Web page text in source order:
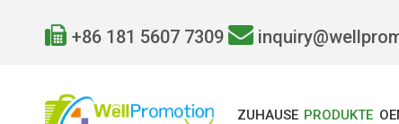
 +86 181 5607 7309 
ZUHAUSE PRODUKTE